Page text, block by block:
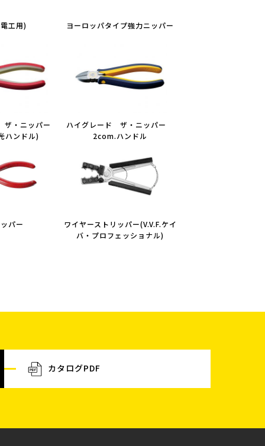
工用) ヨーロッパタイプ強力ニッパー
・ニッパー
ハンドル)
ハイグレード ザ・ニッパー
2com.ハンドル
パー
ワイヤーストリッパー(V.V.F.ケイ
バ・プロフェッショナル)
カタログPDF